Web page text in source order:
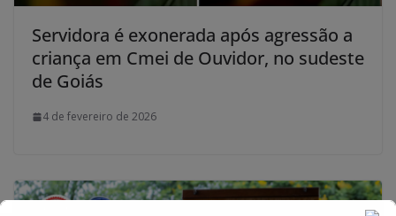
Servidora é exonerada após agressão a
criança em Cmei de Ouvidor, no sudeste
de Goiás
4 de fevereiro de 2026